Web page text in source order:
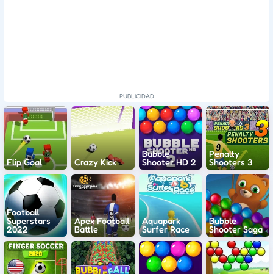
Flip Goal Crazy Kick
Bubble
Shooter HD 2
Penalty
Shooters 3
Football
Superstars
2022
Apex Football
Battle
Aquapark
Surfer Race
Bubble
Shooter Saga